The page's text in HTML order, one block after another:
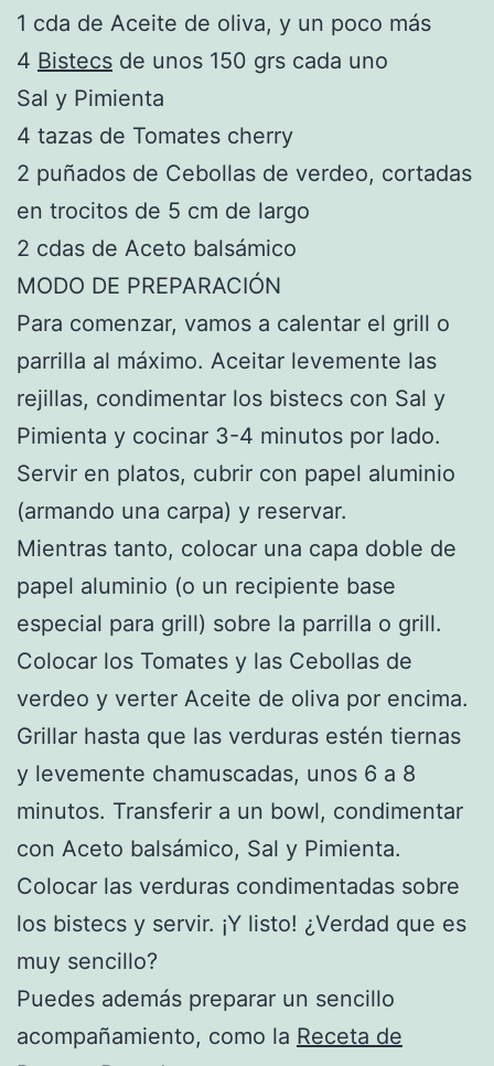
1 cda de Aceite de oliva, y un poco más
4 Bistecs de unos 150 grs cada uno
Sal y Pimienta
4 tazas de Tomates cherry
2 puñados de Cebollas de verdeo, cortadas
en trocitos de 5 cm de largo
2 cdas de Aceto balsámico
MODO DE PREPARACIÓN
Para comenzar, vamos a calentar el grill o
parrilla al máximo. Aceitar levemente las
rejillas, condimentar los bistecs con Sal y
Pimienta y cocinar 3-4 minutos por lado.
Servir en platos, cubrir con papel aluminio
(armando una carpa) y reservar.
Mientras tanto, colocar una capa doble de
papel aluminio (o un recipiente base
especial para grill) sobre la parrilla o grill.
Colocar los Tomates y las Cebollas de
verdeo y verter Aceite de oliva por encima.
Grillar hasta que las verduras estén tiernas
y levemente chamuscadas, unos 6 a 8
minutos. Transferir a un bowl, condimentar
con Aceto balsámico, Sal y Pimienta.
Colocar las verduras condimentadas sobre
los bistecs y servir. ¡Y listo! ¿Verdad que es
muy sencillo?
Puedes además preparar un sencillo
acompañamiento, como la Receta de